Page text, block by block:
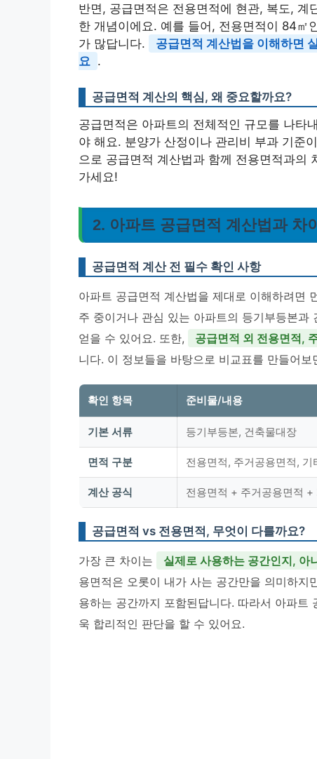
반면, 공급면적은 전용면적에 현관, 복도, 계
한 개념이에요. 예를 들어, 전용면적이 84㎡
가 많답니다.
공급면적 계산법을 이해하면
요
.
공급면적 계산의 핵심, 왜 중요할까요?
공급면적은 아파트의 전체적인 규모를 나타
야 해요. 분양가 산정이나 관리비 부과 기준
으로 공급면적 계산법과 함께 전용면적과의
가세요!
2. 아파트 공급면적 계산법과 차
공급면적 계산 전 필수 확인 사항
아파트 공급면적 계산법을 제대로 이해하려면
주 중이거나 관심 있는 아파트의 등기부등본
얻을 수 있어요. 또한,
공급면적 외 전용면적,
니다. 이 정보들을 바탕으로 비교표를 만들어
확인 항목 준비물/내용
기본 서류 등기부등본, 건축물대장
면적 구분 전용면적, 주거공용면적, 기
계산 공식 전용면적 + 주거공용면적
공급면적 vs 전용면적, 무엇이 다를까요?
가장 큰 차이는 실제로 사용하는 공간인지, 아
용면적은 오롯이 내가 사는 공간만을 의미하
용하는 공간까지 포함된답니다. 따라서 아파트
욱 합리적인 판단을 할 수 있어요.